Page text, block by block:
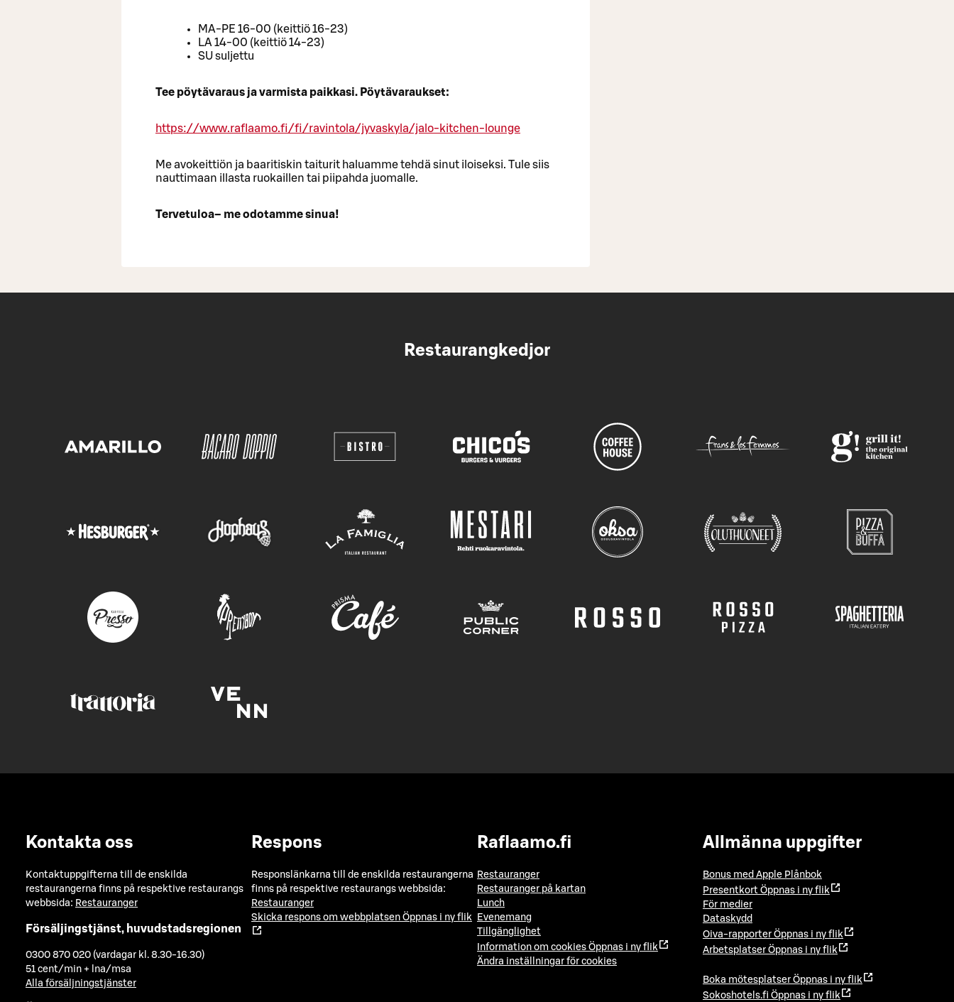
MA-PE 16-00 (keittiö 16-23)
LA 14-00 (keittiö 14-23)
SU suljettu
Tee pöytävaraus ja varmista paikkasi. Pöytävaraukset:
https://www.raflaamo.fi/fi/ravintola/jyvaskyla/jalo-kitchen-lounge
Me avokeittiön ja baaritiskin taiturit haluamme tehdä sinut iloiseksi. Tule siis
nauttimaan illasta ruokaillen tai piipahda juomalle.
Tervetuloa– me odotamme sinua!
Restaurangkedjor
Kontakta oss
Kontaktuppgifterna till de enskilda
restaurangerna finns på respektive restaurangs
webbsida: Restauranger
Försäljingstjänst, huvudstadsregionen
0300 870 020 (vardagar kl. 8.30-16.30)
51 cent/min + lna/msa
Alla försäljningstjänster
Respons
Responslänkarna till de enskilda restaurangerna
finns på respektive restaurangs webbsida:
Restauranger
Skicka respons om webbplatsen Öppnas i ny flik
Raflaamo.fi
Restauranger
Restauranger på kartan
Lunch
Evenemang
Tillgänglighet
Information om cookies Öppnas i ny flik
Ändra inställningar för cookies
Allmänna uppgifter
Bonus med Apple Plånbok
Presentkort Öppnas i ny flik
För medier
Dataskydd
Oiva-rapporter Öppnas i ny flik
Arbetsplatser Öppnas i ny flik
Boka mötesplatser Öppnas i ny flik
Sokoshotels.fi Öppnas i ny flik